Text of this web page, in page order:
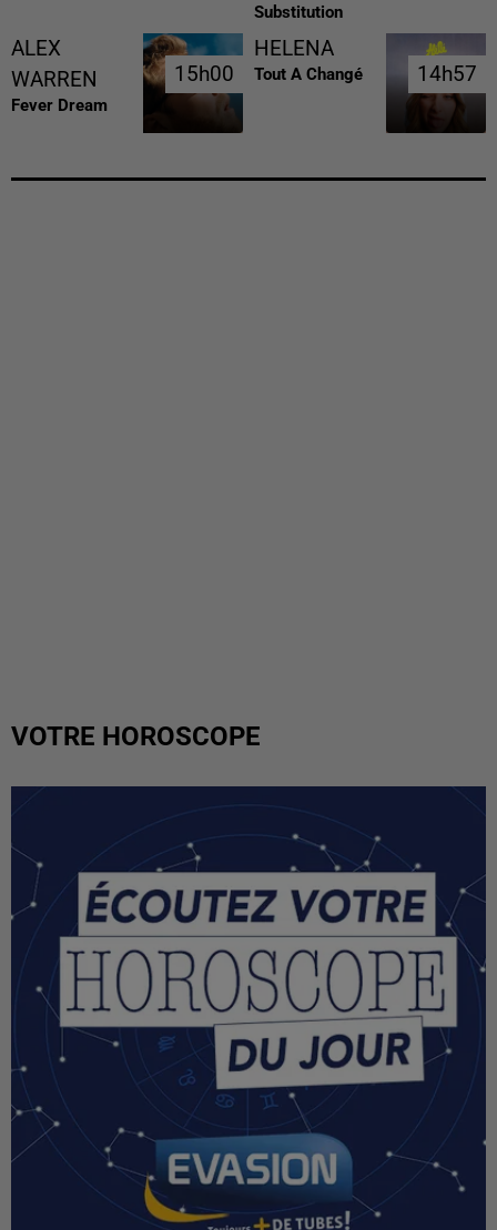
Substitution
ALEX
WARREN
Fever Dream
15h00
15h00
HELENA
Tout A Changé 14h57
14h57
VOTRE HOROSCOPE